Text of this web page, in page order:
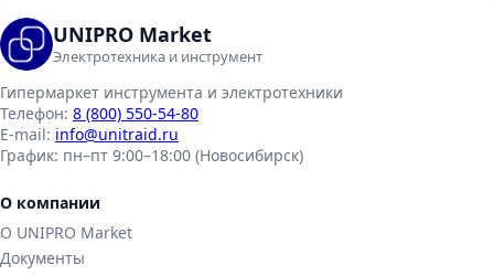
UNIPRO Market
Электротехника и инструмент
Гипермаркет инструмента и электротехники
Телефон: 8 (800) 550-54-80
E-mail: info@unitraid.ru
График: пн–пт 9:00–18:00 (Новосибирск)
О компании
О UNIPRO Market
Документы